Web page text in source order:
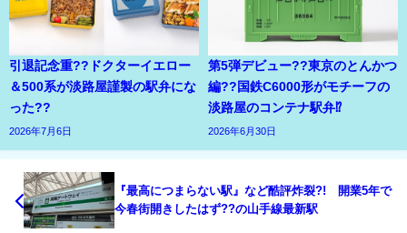
引退記念重??ドクターイエロー
＆500系が淡路屋謹製の駅弁にな
った??
2026年7月6日
第5弾デビュー??東京のとんかつ
編??国鉄C6000形がモチーフの
淡路屋のコンテナ駅弁⁉
2026年6月30日
『最高につまらない駅』など酷評炸裂?! 開業5年で
今春街開きしたはず??の山手線最新駅